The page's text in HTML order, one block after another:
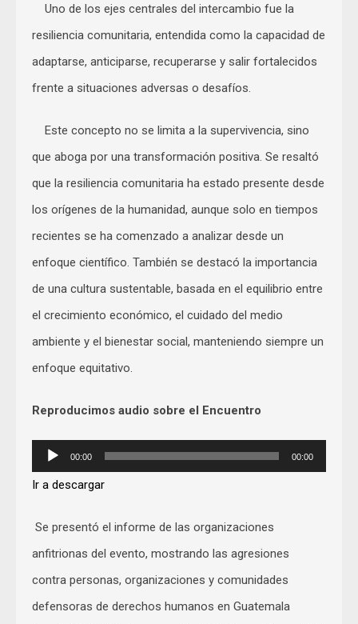
Uno de los ejes centrales del intercambio fue la
resiliencia comunitaria, entendida como la capacidad de
adaptarse, anticiparse, recuperarse y salir fortalecidos
frente a situaciones adversas o desafíos.
Este concepto no se limita a la supervivencia, sino
que aboga por una transformación positiva. Se resaltó
que la resiliencia comunitaria ha estado presente desde
los orígenes de la humanidad, aunque solo en tiempos
recientes se ha comenzado a analizar desde un
enfoque científico. También se destacó la importancia
de una cultura sustentable, basada en el equilibrio entre
el crecimiento económico, el cuidado del medio
ambiente y el bienestar social, manteniendo siempre un
enfoque equitativo.
Reproducimos audio sobre el Encuentro
Audio
Player
00:00 00:00
Ir a descargar
Se presentó el informe de las organizaciones
anfitrionas del evento, mostrando las agresiones
contra personas, organizaciones y comunidades
defensoras de derechos humanos en Guatemala